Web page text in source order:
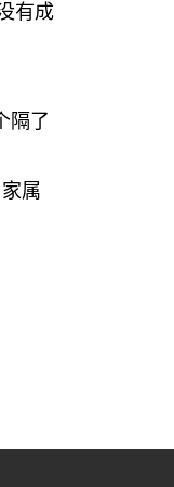
有成
隔了
属